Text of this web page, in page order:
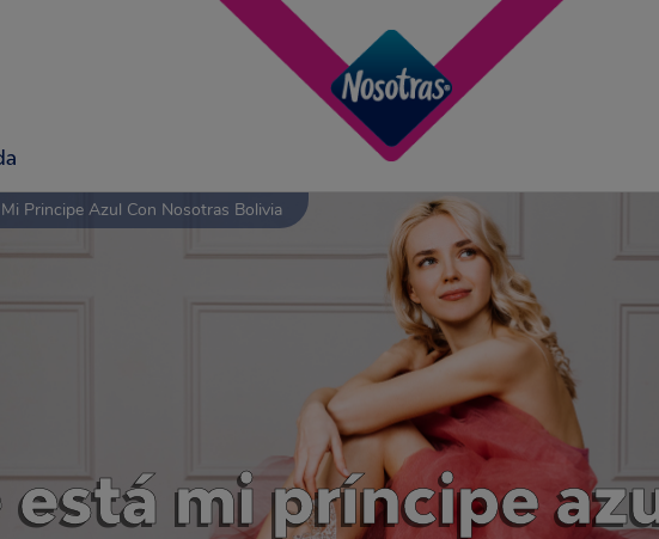
está mi príncipe
Principe Azul Con Nosotras Bolivia